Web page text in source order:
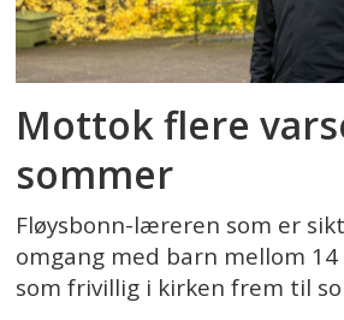
Mottok flere
sommer
Fløysbonn-læreren som er
omgang med barn mellom
som frivillig i kirken frem til